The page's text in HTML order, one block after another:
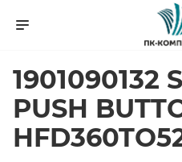
1901090132
PUSH